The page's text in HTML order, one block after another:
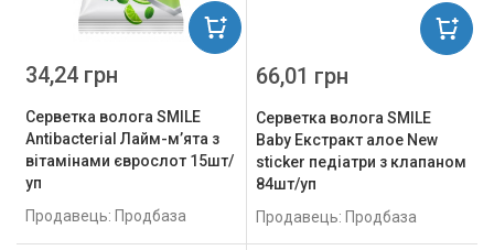
Серветка волога SMILE
Antibacterial Лайм-м’ята з
вітамінами єврослот 15шт/
уп
Продавець: Продбаза
34,24 грн
Серветка волога SMILE
Baby Екстракт алое New
sticker педіатри з клапаном
84шт/уп
Продавець: Продбаза
66,01 грн